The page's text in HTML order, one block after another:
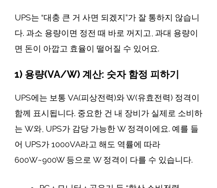
UPS는 “대충 큰 거 사면 되겠지”가 잘 통하지 않습니
다. 과소 용량이면 정전 때 바로 꺼지고, 과대 용량이
면 돈이 아깝고 효율이 떨어질 수 있어요.
1) 용량(VA/W) 계산: 숫자 함정 피하기
UPS에는 보통 VA(피상전력)와 W(유효전력) 정격이
함께 표시됩니다. 중요한 건 내 장비가 실제로 소비하
는 W와, UPS가 감당 가능한 W 정격이에요. 예를 들
어 UPS가 1000VA라고 해도 역률에 따라
600W~900W 등으로 W 정격이 다를 수 있습니다.